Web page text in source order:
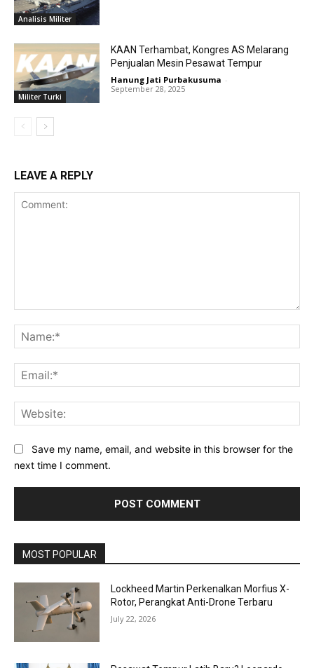
Analisis Militer
Militer Turki
KAAN Terhambat, Kongres AS Melarang
Penjualan Mesin Pesawat Tempur
Hanung Jati Purbakusuma -
September 28, 2025
LEAVE A REPLY
Save my name, email, and website in this browser for the
next time I comment.
MOST POPULAR
Lockheed Martin Perkenalkan Morfius X-
Rotor, Perangkat Anti-Drone Terbaru
July 22, 2026